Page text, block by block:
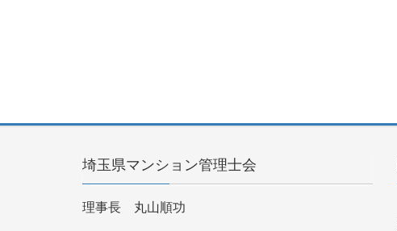
埼玉県マンション管理士会
理事長 丸山順功